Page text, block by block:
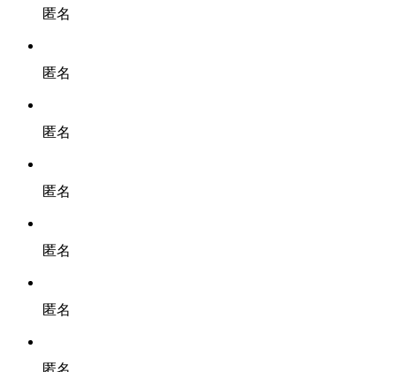
匿名
匿名
匿名
匿名
匿名
匿名